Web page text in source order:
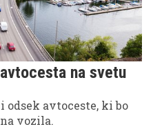
na svetu
odsek avtoceste, ki bo
vozila.